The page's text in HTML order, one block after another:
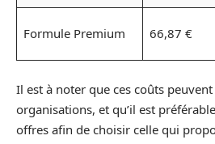
Formule Premium 66,87 €
Il est à noter que ces coûts
organisations, et qu’il est
offres afin de choisir celle qui